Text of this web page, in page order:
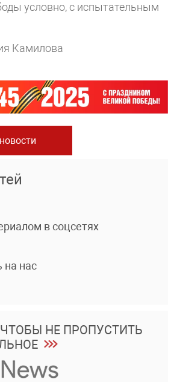
условно, с испытательным
Камилова
в соцсетях
на нас
НЕ ПРОПУСТИТЬ